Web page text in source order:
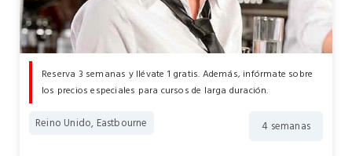
Reserva 3 semanas y llévate 1 gratis. Además, infórmate sobre
los precios especiales para cursos de larga duración.
Reino Unido, Eastbourne 4 semanas